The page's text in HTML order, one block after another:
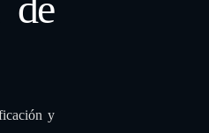
de